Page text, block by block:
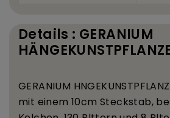
Details : GERANIUM
GERANIUM H
mit einem 10cm Steckstab,